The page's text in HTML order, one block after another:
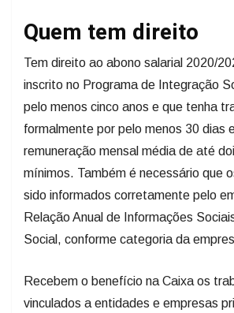
Quem tem direito
Tem direito ao abono salarial 2020/
inscrito no Programa de Integração
pelo menos cinco anos e que tenha
formalmente por pelo menos 30 dias
remuneração mensal média de até
mínimos. Também é necessário que
sido informados corretamente pelo
Relação Anual de Informações
Social, conforme categoria da
Recebem o benefício na Caixa os
vinculados a entidades e empresas